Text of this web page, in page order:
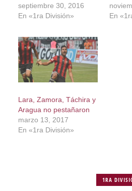
septiembre 30, 2016
En «1ra División»
En
Lara, Zamora, Táchira y
Aragua no pestañaron
marzo 13, 2017
En «1ra División»
1RA